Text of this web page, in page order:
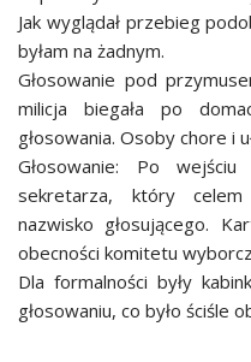
Jak wyglądał przebieg
byłam na żadnym.
Głosowanie pod
milicja biegała po
głosowania. Osoby chore i
Głosowanie: Po
sekretarza, który celem
nazwisko głosującego.
obecności komitetu
Dla formalności były
głosowaniu, co było ściśle